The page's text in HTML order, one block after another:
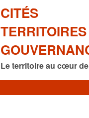
CITÉS
TERRITOIRES
Le territoire au cœur